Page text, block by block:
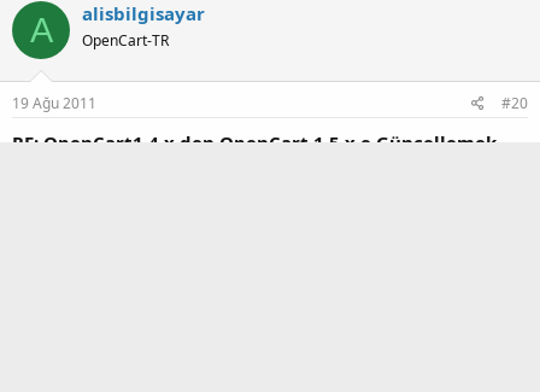
A alisbilgisayar
OpenCart-TR
19 Ağu 2011 #20
RE: OpenCart1.4.x den OpenCart 1.5.x e Güncellemek